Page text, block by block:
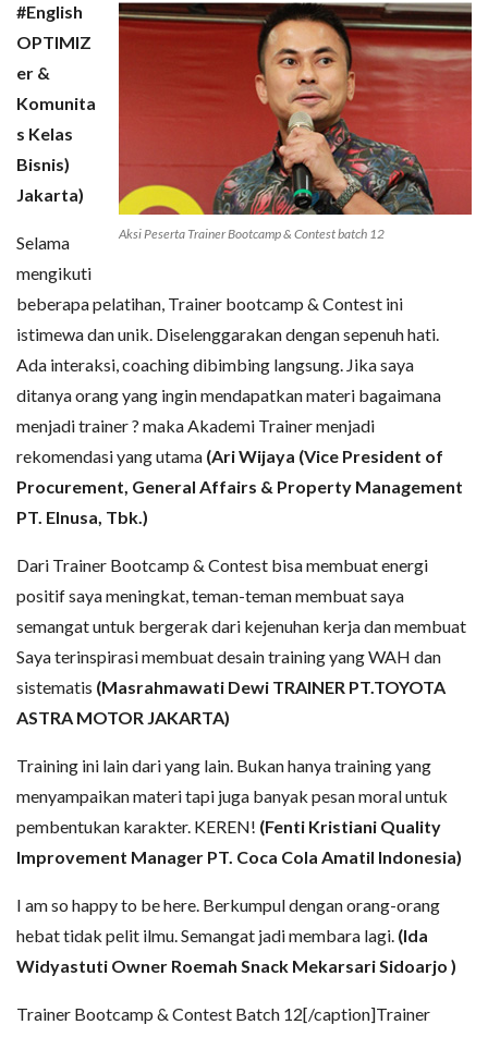
Aksi Peserta Trainer Bootcamp & Contest batch 12
#English
OPTIMIZ
er &
Komunita
s Kelas
Bisnis)
Jakarta)
Selama
mengikuti
beberapa pelatihan, Trainer bootcamp & Contest ini
istimewa dan unik. Diselenggarakan dengan sepenuh hati.
Ada interaksi, coaching dibimbing langsung. Jika saya
ditanya orang yang ingin mendapatkan materi bagaimana
menjadi trainer ? maka Akademi Trainer menjadi
rekomendasi yang utama (Ari Wijaya (Vice President of
Procurement, General Affairs & Property Management
PT. Elnusa, Tbk.)
Dari Trainer Bootcamp & Contest bisa membuat energi
positif saya meningkat, teman-teman membuat saya
semangat untuk bergerak dari kejenuhan kerja dan membuat
Saya terinspirasi membuat desain training yang WAH dan
sistematis (Masrahmawati Dewi TRAINER PT.TOYOTA
ASTRA MOTOR JAKARTA)
Training ini lain dari yang lain. Bukan hanya training yang
menyampaikan materi tapi juga banyak pesan moral untuk
pembentukan karakter. KEREN! (Fenti Kristiani Quality
Improvement Manager PT. Coca Cola Amatil Indonesia)
I am so happy to be here. Berkumpul dengan orang-orang
hebat tidak pelit ilmu. Semangat jadi membara lagi. (Ida
Widyastuti Owner Roemah Snack Mekarsari Sidoarjo )
Trainer Bootcamp & Contest Batch 12[/caption]Trainer